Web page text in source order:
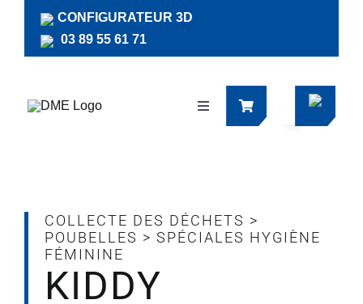
contenu
CONFIGURATEUR 3D
03 89 55 61 71
Navigation
Documentations
COLLECTE DES DÉCHETS >
POUBELLES > SPÉCIALES HYGIÈNE
FÉMININE
KIDDY